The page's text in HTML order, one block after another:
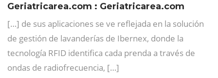
Geriatricarea.com : Geriatricarea.com
[…] de sus aplicaciones se ve reflejada en la solución
de gestión de lavanderías de Ibernex, donde la
tecnología RFID identifica cada prenda a través de
ondas de radiofrecuencia, […]